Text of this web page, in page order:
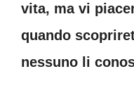
vita, ma vi
quando
nessuno li